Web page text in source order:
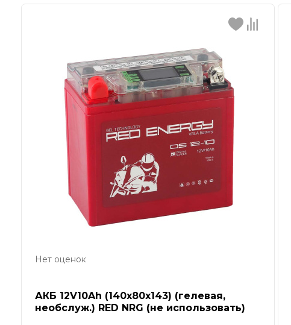
Нет оценок
АКБ 12V10Ah (140x80x143) (гелевая,
необслуж.) RED NRG (не использовать)